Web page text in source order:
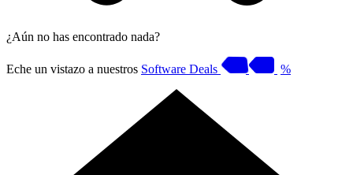
¿Aún no has encontrado nada?
Eche un vistazo a nuestros Software Deals %